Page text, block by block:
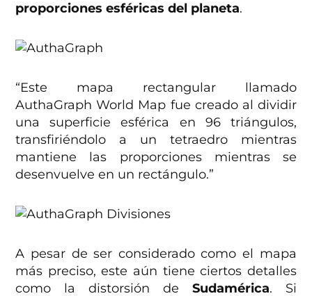
proporciones esféricas del planeta.
“Este mapa rectangular llamado
AuthaGraph World Map fue creado al dividir
una superficie esférica en 96 triángulos,
transfiriéndolo a un tetraedro mientras
mantiene las proporciones mientras se
desenvuelve en un rectángulo.”
A pesar de ser considerado como el mapa
más preciso, este aún tiene ciertos detalles
como la distorsión de Sudamérica. Si